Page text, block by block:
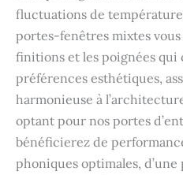
fluctuations de
portes-fenêtres mixtes
finitions et les poignées qui
préférences esthétiques,
harmonieuse à
optant pour nos portes
bénéficierez de
phoniques optimales,